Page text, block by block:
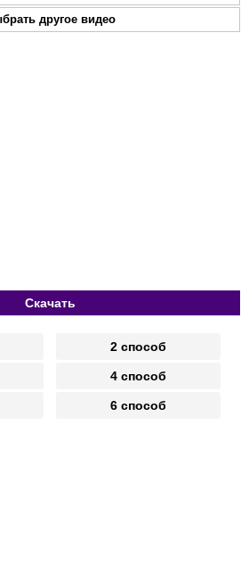
другое видео
Скачать
2 способ
4 способ
6 способ